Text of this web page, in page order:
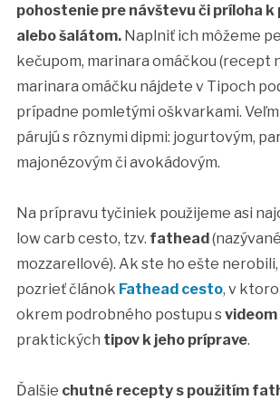
pohostenie pre návštevu či príloha k
alebo šalátom.Naplniť ich môžeme
kečupom, marinara omáčkou (recept
marinara omáčku nájdete v Tipoch
prípadne pomletými oškvarkami.
párujú s rôznymi dipmi: jogurtovým,
majonézovým či avokádovým.
Na prípravu tyčiniek použijeme asi
low carb cesto, tzv. fathead
mozzarellové). Ak ste ho ešte
pozrieť článok Fathead cesto, v
okrem podrobného postupu svideom
praktických tipov k jeho príprave.
Ďalšie chutné recepty s použitím